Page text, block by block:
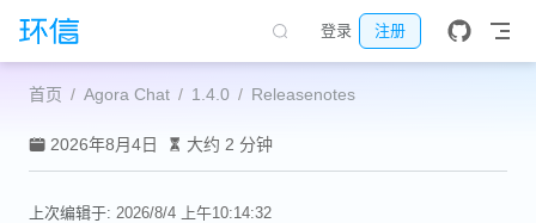
跳至主要內容
登录 注册
首页 Agora Chat 1.4.0 Releasenotes
2026年8月4日 大约 2 分钟
上次编辑于: 2026/8/4 上午10:14:32